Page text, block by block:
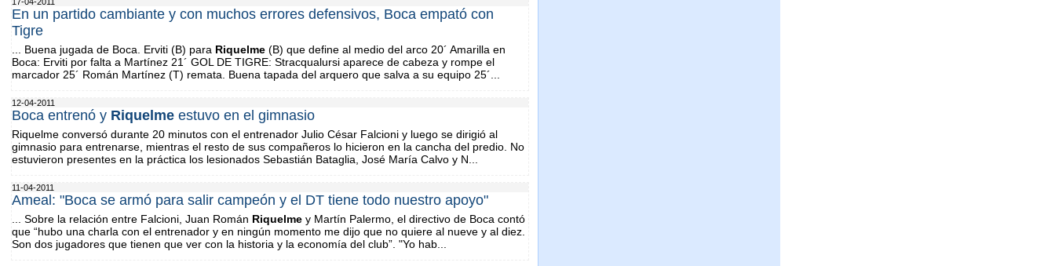
En un partido cambiante y con muchos errores defensivos, Boca empató con
Tigre
... Buena jugada de Boca. Erviti (B) para Riquelme (B) que define al medio del arco 20´ Amarilla en
Boca: Erviti por falta a Martínez 21´ GOL DE TIGRE: Stracqualursi aparece de cabeza y rompe el
marcador 25´ Román Martínez (T) remata. Buena tapada del arquero que salva a su equipo 25´...
12-04-2011
Boca entrenó y Riquelme estuvo en el gimnasio
Riquelme conversó durante 20 minutos con el entrenador Julio César Falcioni y luego se dirigió al
gimnasio para entrenarse, mientras el resto de sus compañeros lo hicieron en la cancha del predio. No
estuvieron presentes en la práctica los lesionados Sebastián Bataglia, José María Calvo y N...
11-04-2011
Ameal: "Boca se armó para salir campeón y el DT tiene todo nuestro apoyo"
... Sobre la relación entre Falcioni, Juan Román Riquelme y Martín Palermo, el directivo de Boca contó
que “hubo una charla con el entrenador y en ningún momento me dijo que no quiere al nueve y al diez.
Son dos jugadores que tienen que ver con la historia y la economía del club”. "Yo hab...